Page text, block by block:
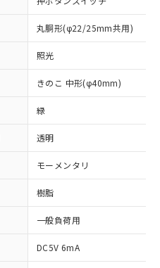
丸胴形(φ22/25mm共用)
照光
きのこ 中形(φ40mm)
緑
透明
モーメンタリ
樹脂
一般負荷用
DC5V 6mA